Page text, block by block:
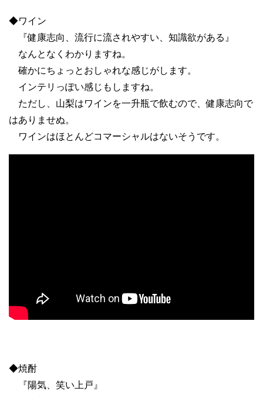
◆ワイン
『健康志向、流行に流されやすい、知識欲がある』
なんとなくわかりますね。
確かにちょっとおしゃれな感じがします。
インテリっぽい感じもしますね。
ただし、山梨はワインを一升瓶で飲むので、健康志向で
はありませぬ。
ワインはほとんどコマーシャルはないそうです。
◆焼酎
『陽気、笑い上戸』